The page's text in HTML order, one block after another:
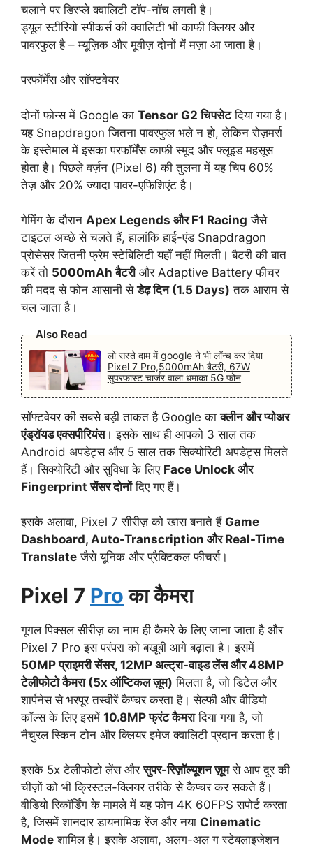
चलाने पर डिस्प्ले क्वालिटी टॉप-नॉच लगती है।
ड्यूल स्टीरियो स्पीकर्स की क्वालिटी भी काफी क्लियर और
पावरफुल है – म्यूज़िक और मूवीज़ दोनों में मज़ा आ जाता है।
परफॉर्मेंस और सॉफ्टवेयर
दोनों फोन्स में Google का Tensor G2 चिपसेटदिया गया है।
यह Snapdragon जितना पावरफुल भले न हो, लेकिन रोज़मर्रा
के इस्तेमाल में इसका परफॉर्मेंस काफी स्मूद और फ्लूइड महसूस
होता है। पिछले वर्ज़न (Pixel 6) की तुलना में यह चिप 60%
तेज़ और 20% ज्यादा पावर-एफिशिएंट है।
गेमिंग के दौरान Apex Legends और F1 Racing जैसे
टाइटल अच्छे से चलते हैं, हालांकि हाई-एंड Snapdragon
प्रोसेसर जितनी फ्रेम स्टेबिलिटी यहाँ नहीं मिलती। बैटरी की बात
करें तो 5000mAh बैटरीऔर Adaptive Battery फीचर
की मदद से फोन आसानी सेडेढ़ दिन (1.5 Days) तक आराम से
चल जाता है।
Also Read
लो सस्ते दाम में google ने भी लॉन्च कर दिया
Pixel 7 Pro,5000mAh बैटरी, 67W
सुपरफास्ट चार्जर वाला धमाका 5G फोन
सॉफ्टवेयर की सबसे बड़ी ताकत है Google काक्लीन और प्योअर
एंड्रॉयड एक्सपीरियंस। इसके साथ ही आपको 3 साल तक
Android अपडेट्स और 5 साल तक सिक्योरिटी अपडेट्स मिलते
हैं। सिक्योरिटी और सुविधा के लिए Face Unlock और
Fingerprint सेंसर दोनोंदिए गए हैं।
इसके अलावा, Pixel 7 सीरीज़ को खास बनाते हैं Game
Dashboard, Auto-Transcription और Real-Time
Translate जैसे यूनिक और प्रैक्टिकल फीचर्स।
Pixel 7 Pro का कैमरा
गूगल पिक्सल सीरीज़ का नाम ही कैमरे के लिए जाना जाता है और
Pixel 7 Pro इस परंपरा को बखूबी आगे बढ़ाता है। इसमें
50MP प्राइमरी सेंसर, 12MP अल्ट्रा-वाइड लेंस और 48MP
टेलीफोटो कैमरा (5x ऑप्टिकल ज़ूम) मिलता है, जो डिटेल और
शार्पनेस से भरपूर तस्वीरें कैप्चर करता है। सेल्फी और वीडियो
कॉल्स के लिए इसमें 10.8MP फ्रंट कैमरादिया गया है, जो
नैचुरल स्किन टोन और क्लियर इमेज क्वालिटी प्रदान करता है।
इसके 5x टेलीफोटो लेंस औरसुपर-रिज़ॉल्यूशन ज़ूमसे आप दूर की
चीज़ों को भी क्रिस्टल-क्लियर तरीके से कैप्चर कर सकते हैं।
वीडियो रिकॉर्डिंग के मामले में यह फोन 4K 60FPS सपोर्ट करता
है, जिसमें शानदार डायनामिक रेंज और नया Cinematic
Mode शामिल है। इसके अलावा, अलग-अल ग स्टेबलाइजेशन